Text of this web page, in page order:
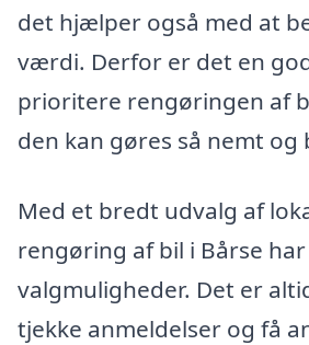
det hjælper også med at
værdi. Derfor er det en
prioritere rengøringen af
den kan gøres så nemt og
Med et bredt udvalg af
rengøring af bil i Bårse
valgmuligheder. Det er
tjekke anmeldelser og få